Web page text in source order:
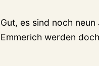
Gut, es sind noch
Emmerich werden